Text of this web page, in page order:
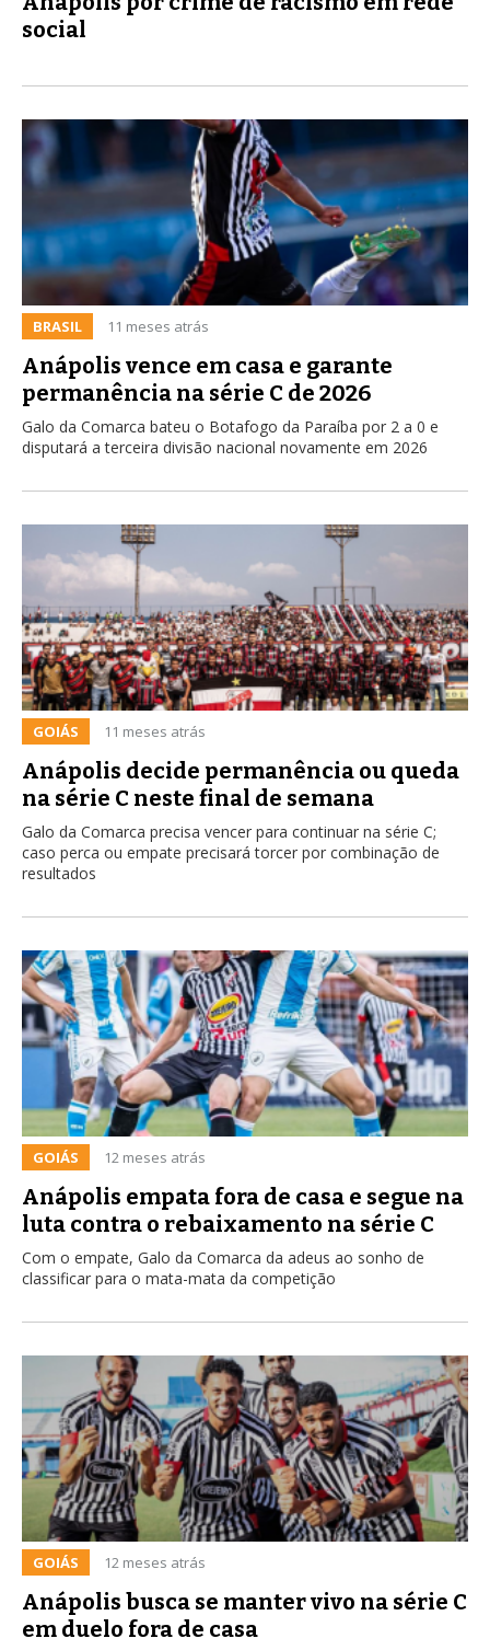
social
BRASIL 11 meses atrás
Anápolis vence em casa e garante
permanência na série C de 2026
Galo da Comarca bateu o Botafogo da Paraíba por 2 a 0 e
disputará a terceira divisão nacional novamente em 2026
GOIÁS 11 meses atrás
Anápolis decide permanência ou queda
na série C neste final de semana
Galo da Comarca precisa vencer para continuar na série C;
caso perca ou empate precisará torcer por combinação de
resultados
GOIÁS 12 meses atrás
Anápolis empata fora de casa e segue na
luta contra o rebaixamento na série C
Com o empate, Galo da Comarca da adeus ao sonho de
classificar para o mata-mata da competição
GOIÁS 12 meses atrás
Anápolis busca se manter vivo na série C
em duelo fora de casa